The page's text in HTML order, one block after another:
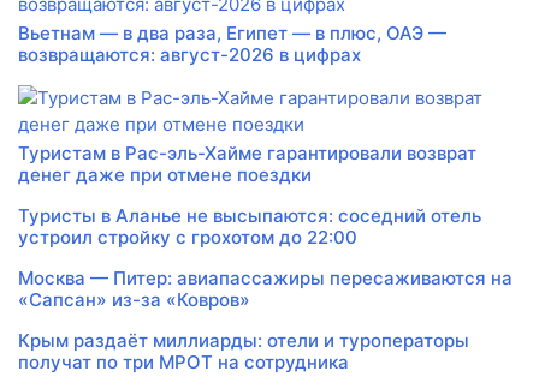
Вьетнам — в два раза, Египет — в плюс, ОАЭ —
возвращаются: август-2026 в цифрах
Туристам в Рас-эль-Хайме гарантировали возврат
денег даже при отмене поездки
Туристы в Аланье не высыпаются: соседний отель
устроил стройку с грохотом до 22:00
Москва — Питер: авиапассажиры пересаживаются на
«Сапсан» из-за «Ковров»
Крым раздаёт миллиарды: отели и туроператоры
получат по три МРОТ на сотрудника